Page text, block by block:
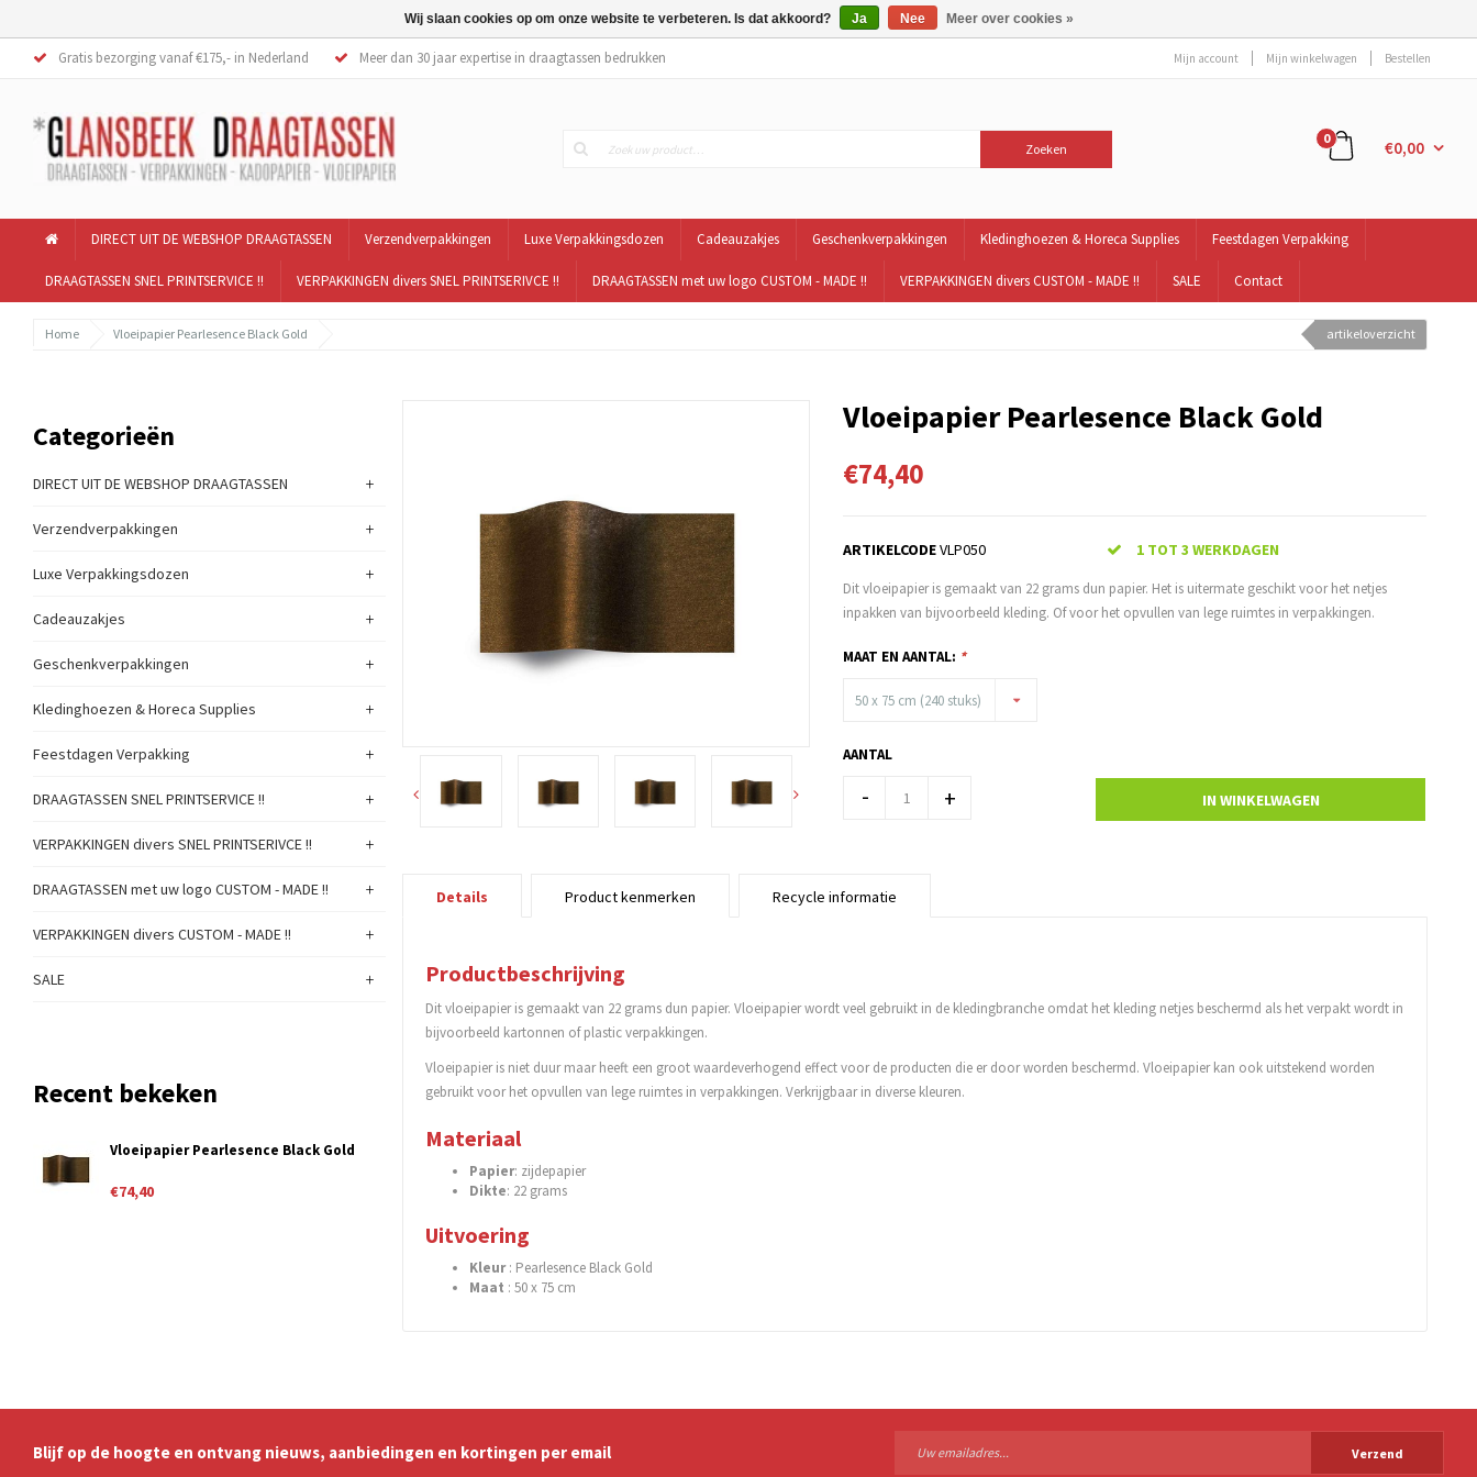
Gratis bezorging vanaf €175,- in Nederland Meer dan 30 jaar expertise in draagtassen bedrukken Mijn account Mijn winkelwagen Bestellen
Zoeken
0 €0,00
DIRECT UIT DE WEBSHOP DRAAGTASSEN Verzendverpakkingen Luxe Verpakkingsdozen Cadeauzakjes Geschenkverpakkingen Kledinghoezen & Horeca Supplies Feestdagen Verpakking
DRAAGTASSEN SNEL PRINTSERVICE !! VERPAKKINGEN divers SNEL PRINTSERIVCE !! DRAAGTASSEN met uw logo CUSTOM - MADE !! VERPAKKINGEN divers CUSTOM - MADE !! SALE Contact
Home Vloeipapier Pearlesence Black Gold artikeloverzicht
Categorieën
DIRECT UIT DE WEBSHOP DRAAGTASSEN +
Verzendverpakkingen +
Luxe Verpakkingsdozen +
Cadeauzakjes +
Geschenkverpakkingen +
Kledinghoezen & Horeca Supplies +
Feestdagen Verpakking +
DRAAGTASSEN SNEL PRINTSERVICE !! +
VERPAKKINGEN divers SNEL PRINTSERIVCE !! +
DRAAGTASSEN met uw logo CUSTOM - MADE !! +
VERPAKKINGEN divers CUSTOM - MADE !! +
SALE +
Recent bekeken
Vloeipapier Pearlesence Black Gold
€74,40
Vloeipapier Pearlesence Black Gold
€74,40
ARTIKELCODEVLP050 1 TOT 3 WERKDAGEN
Dit vloeipapier is gemaakt van 22 grams dun papier. Het is uitermate geschikt voor het netjes
inpakken van bijvoorbeeld kleding. Of voor het opvullen van lege ruimtes in verpakkingen.
MAAT EN AANTAL: *
50 x 75 cm (240 stuks)
AANTAL
- + IN WINKELWAGEN
Details Product kenmerken Recycle informatie
Productbeschrijving
Dit vloeipapier is gemaakt van 22 grams dun papier. Vloeipapier wordt veel gebruikt in de kledingbranche omdat het kleding netjes beschermd als het verpakt wordt in
bijvoorbeeld kartonnen of plastic verpakkingen.
Vloeipapier is niet duur maar heeft een groot waardeverhogend effect voor de producten die er door worden beschermd. Vloeipapier kan ook uitstekend worden
gebruikt voor het opvullen van lege ruimtes in verpakkingen. Verkrijgbaar in diverse kleuren.
Materiaal
Papier: zijdepapier
Dikte: 22 grams
Uitvoering
Kleur: Pearlesence Black Gold
Maat : 50 x 75 cm
Blijf op de hoogte en ontvang nieuws, aanbiedingen en kortingen per email Verzend
Wij slaan cookies op om onze website te verbeteren. Is dat akkoord? Ja Nee Meer over cookies »